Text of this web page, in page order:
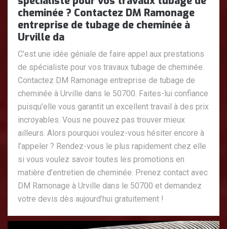
cheminée ? Contactez DM Ramonage
entreprise de tubage de cheminée à
Urville da
C’est une idée géniale de faire appel aux prestations
de spécialiste pour vos travaux tubage de cheminée.
Contactez DM Ramonage entreprise de tubage de
cheminée à Urville dans le 50700. Faites-lui confiance
puisqu’elle vous garantit un excellent travail à des prix
incroyables. Vous ne pouvez pas trouver mieux
ailleurs. Alors pourquoi voulez-vous hésiter encore à
l’appeler ? Rendez-vous le plus rapidement chez elle
si vous voulez savoir toutes les promotions en
matière d’entretien de cheminée. Prenez contact avec
DM Ramonage à Urville dans le 50700 et demandez
votre devis dès aujourd’hui gratuitement !